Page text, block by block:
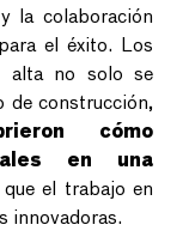
la colaboración
el éxito. Los
alta no solo se
de construcción,
cómo
en una
el trabajo en
innovadoras.